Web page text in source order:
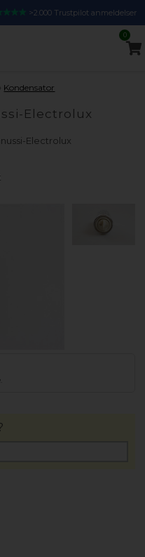
>2.000 Trustpilot anmeldelser
0
Kondensator
Electrolux
Electrolux